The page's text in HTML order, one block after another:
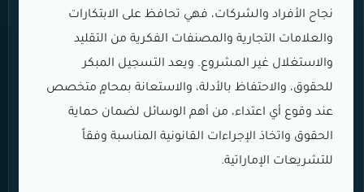
نجاح الأفراد والشركات، فهي تحافظ على الابتكارات
والعلامات التجارية والمصنفات الفكرية من التقليد
والاستغلال غير المشروع. ويعد التسجيل المبكر
للحقوق، والاحتفاظ بالأدلة، والاستعانة بمحامٍ متخصص
عند وقوع أي اعتداء، من أهم الوسائل لضمان حماية
الحقوق واتخاذ الإجراءات القانونية المناسبة وفقاً
للتشريعات الإماراتية.